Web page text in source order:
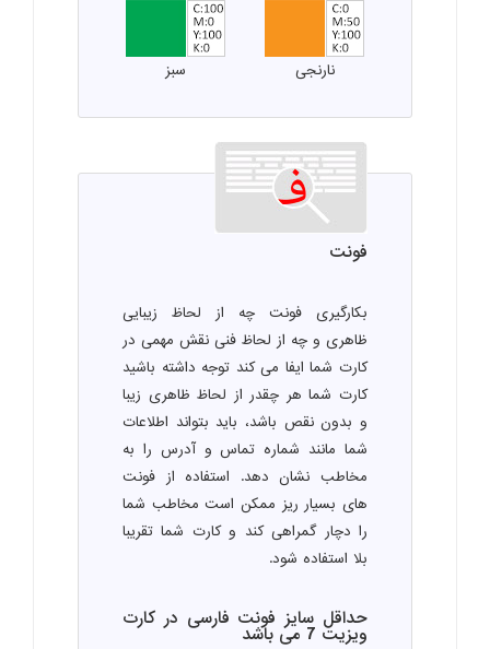
نارنجی سبز
فونت
بکارگیری فونت چه از لحاظ زیبایی
ظاهری و چه از لحاظ فنی نقش مهمی در
کارت شما ایفا می کند توجه داشته باشید
کارت شما هر چقدر از لحاظ ظاهری زیبا
و بدون نقص باشد، باید بتواند اطلاعات
شما مانند شماره تماس و آدرس را به
مخاطب نشان دهد. استفاده از فونت
های بسیار ریز ممکن است مخاطب شما
را دچار گمراهی کند و کارت شما تقریبا
بلا استفاده شود.
حداقل سایز فونت فارسی در کارت
ویزیت 7 می باشد